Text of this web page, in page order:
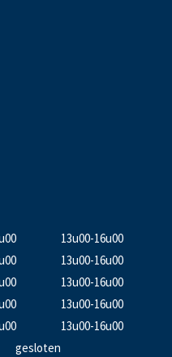
13u00-16u00
13u00-16u00
13u00-16u00
13u00-16u00
13u00-16u00
gesloten